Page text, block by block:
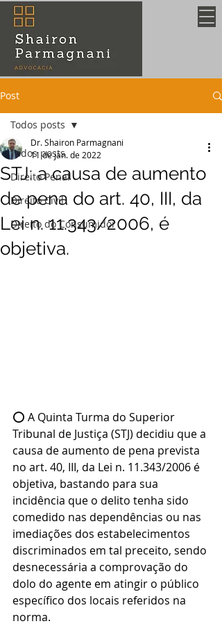
Post
Todos posts
Direito Penal
Direito Civil
Direito do Consumidor
Todos posts
STJ: a causa de aumento
de pena do art. 40, III, da
Lei n. 11.343/2006, é
objetiva.
Dr. Shairon Parmagnani
11 de jan. de 2022
⭕ A Quinta Turma do Superior
Tribunal de Justiça (STJ) decidiu que a
causa de aumento de pena prevista
no art. 40, III, da Lei n. 11.343/2006 é
objetiva, bastando para sua
incidência que o delito tenha sido
comedido nas dependências ou nas
imediações dos estabelecimentos
discriminados em tal preceito, sendo
desnecessária a comprovação do
dolo do agente em atingir o público
específico dos locais referidos na
norma.